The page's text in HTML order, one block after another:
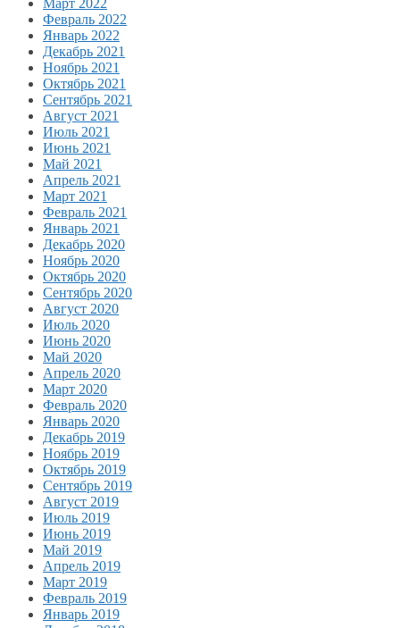
Март 2022
Февраль 2022
Январь 2022
Декабрь 2021
Ноябрь 2021
Октябрь 2021
Сентябрь 2021
Август 2021
Июль 2021
Июнь 2021
Май 2021
Апрель 2021
Март 2021
Февраль 2021
Январь 2021
Декабрь 2020
Ноябрь 2020
Октябрь 2020
Сентябрь 2020
Август 2020
Июль 2020
Июнь 2020
Май 2020
Апрель 2020
Март 2020
Февраль 2020
Январь 2020
Декабрь 2019
Ноябрь 2019
Октябрь 2019
Сентябрь 2019
Август 2019
Июль 2019
Июнь 2019
Май 2019
Апрель 2019
Март 2019
Февраль 2019
Январь 2019